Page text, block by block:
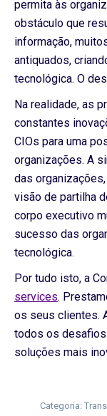
permita às
obstáculo que
informação,
antiquados,
tecnológica. O
Na realidade, as
constantes
CIOs para uma
organizações. A
das
visão de partilha
corpo executivo
sucesso das
tecnológica.
Por tudo isto, a
services.
os seus clientes.
todos os
soluções mais
Categoria: